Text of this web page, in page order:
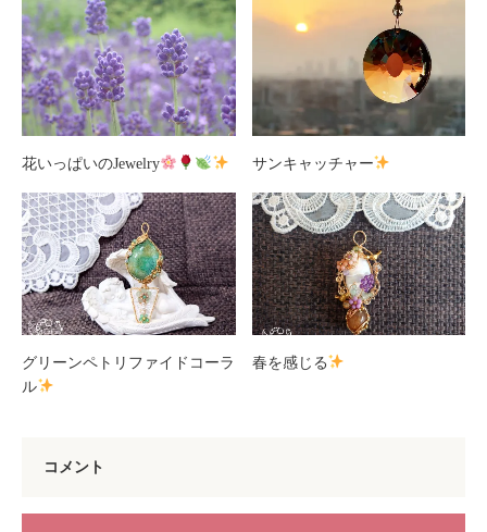
花いっぱいのJewelry サンキャッチャー
グリーンペトリファイドコーラ
ル
春を感じる
コメント